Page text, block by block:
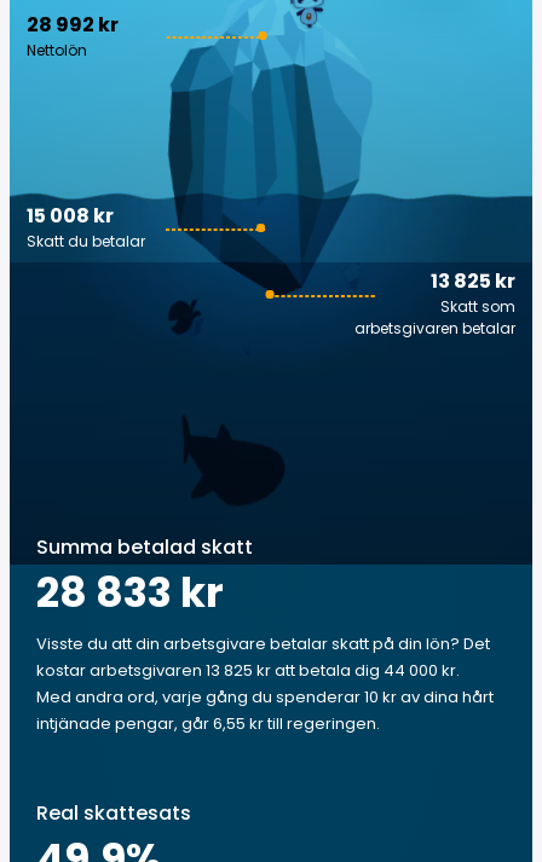
28 992 kr
Nettolön
13 825 kr
Skatt som
arbetsgivaren betalar
15 008 kr
Skatt du betalar
Summa betalad skatt
28 833 kr
Visste du att din arbetsgivare betalar skatt på din lön? Det
kostar arbetsgivaren 13 825 kr att betala dig 44 000 kr.
Med andra ord, varje gång du spenderar 10 kr av dina hårt
intjänade pengar, går 6,55 kr till regeringen.
Real skattesats